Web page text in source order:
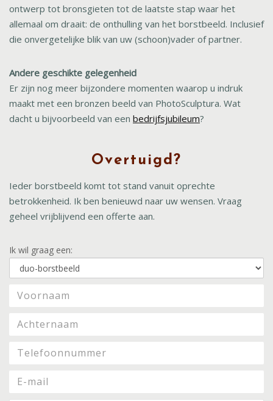
ontwerp tot bronsgieten tot de laatste stap waar het
allemaal om draait: de onthulling van het borstbeeld. Inclusief
die onvergetelijke blik van uw (schoon)vader of partner.
Andere geschikte gelegenheid
Er zijn nog meer bijzondere momenten waarop u indruk
maakt met een bronzen beeld van PhotoSculptura. Wat
dacht u bijvoorbeeld van een bedrijfsjubileum?
Overtuigd?
Ieder borstbeeld komt tot stand vanuit oprechte
betrokkenheid. Ik ben benieuwd naar uw wensen. Vraag
geheel vrijblijvend een offerte aan.
Ik wil graag een: